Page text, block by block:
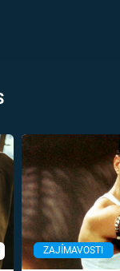
ZAJÍMAVOSTI